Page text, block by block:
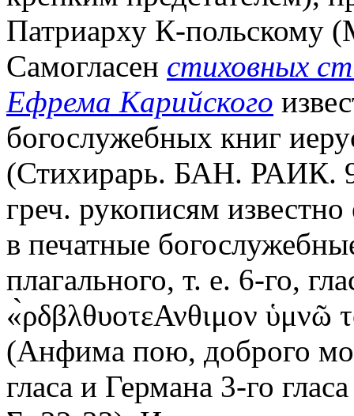
Патриарху К-польскому
Самогласен стиховных
Ефрема Карийского
богослужебных книг
(Стихирарь. БАН. РАИК.
греч. рукописям
в печатные
плагального, т. е. 6-го,
«̀ρδβλθυοτεΑνθιμον ὑμνῶ
(Анфима пою, доброго
гласа и Германа 3-го